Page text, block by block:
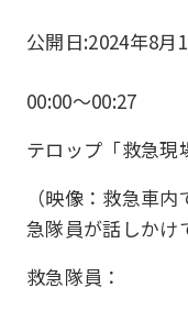
公開日:2024年8月
00:00〜00:27
テロップ「救急現
（映像：救急車
急隊員が話しかけ
救急隊員：